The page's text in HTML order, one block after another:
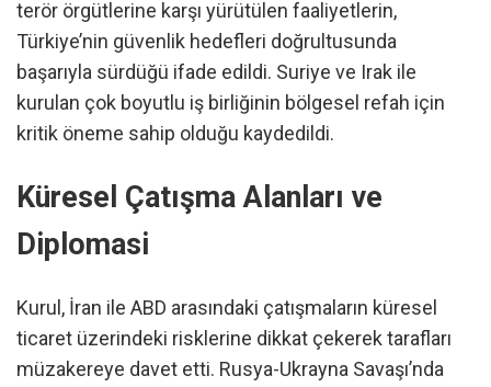
terör örgütlerine karşı yürütülen faaliyetlerin,
Türkiye’nin güvenlik hedefleri doğrultusunda
başarıyla sürdüğü ifade edildi. Suriye ve Irak ile
kurulan çok boyutlu iş birliğinin bölgesel refah için
kritik öneme sahip olduğu kaydedildi.
Küresel Çatışma Alanları ve
Diplomasi
Kurul, İran ile ABD arasındaki çatışmaların küresel
ticaret üzerindeki risklerine dikkat çekerek tarafları
müzakereye davet etti. Rusya-Ukrayna Savaşı’nda